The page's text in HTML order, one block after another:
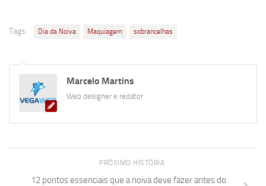
Tags: Dia da Noiva Maquiagem sobrancelhas
Marcelo Martins
Web designer e redator
PRÓXIMO HISTÓRIA
12 pontos essenciais que a noiva deve fazer antes do